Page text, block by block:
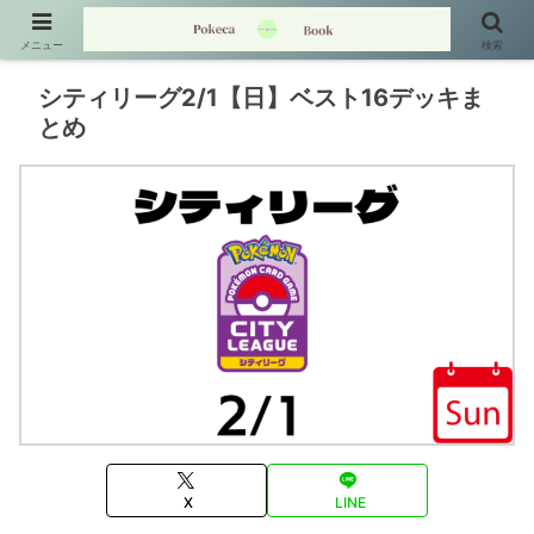
シティリーグ2/1【日】ベスト16デッキま
とめ
X LINE
メニュー 検索